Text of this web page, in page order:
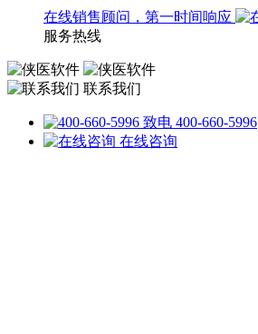
在线销售顾问，第一时间响应
服务热线
联系我们
致电 400-660-5996
在线咨询